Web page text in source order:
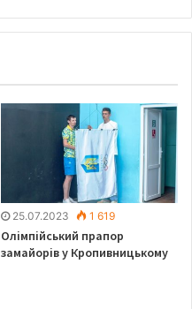
25.07.2023 1 619
Олімпійський прапор
замайорів у Кропивницькому